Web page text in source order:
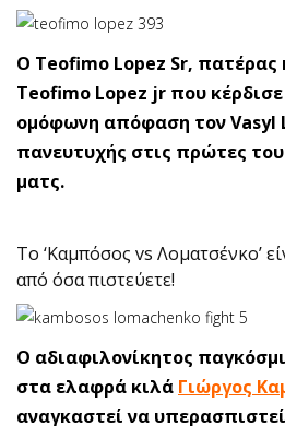
Ο Teofimo Lopez Sr, πατέρας
Teofimo Lopez jr που κέρδισε
ομόφωνη απόφαση τον Vasyl
πανευτυχής στις πρώτες
ματς.
To ‘Καμπόσος vs Λοματσένκο’
από όσα πιστεύετε!
Ο αδιαφιλονίκητος
στα ελαφρά κιλά Γιώργος
αναγκαστεί να